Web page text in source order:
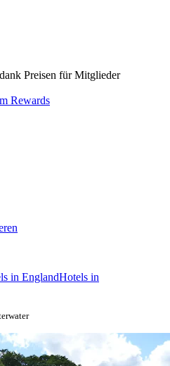
Preisen für Mitglieder
Rewards
in EnglandHotels in